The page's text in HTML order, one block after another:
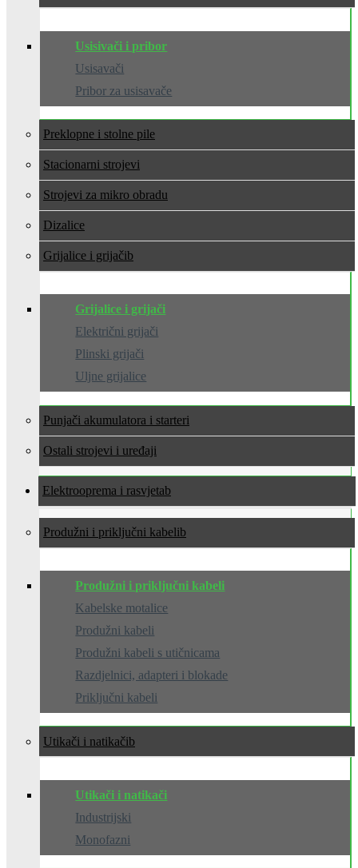
Usisivači i pribor
Usisavači
Pribor za usisavače
Preklopne i stolne pile
Stacionarni strojevi
Strojevi za mikro obradu
Dizalice
Grijalice i grijači
Grijalice i grijači
Električni grijači
Plinski grijači
Uljne grijalice
Punjači akumulatora i starteri
Ostali strojevi i uređaji
Elektrooprema i rasvjeta
Produžni i priključni kabeli
Produžni i priključni kabeli
Kabelske motalice
Produžni kabeli
Produžni kabeli s utičnicama
Razdjelnici, adapteri i blokade
Priključni kabeli
Utikači i natikači
Utikači i natikači
Industrijski
Monofazni